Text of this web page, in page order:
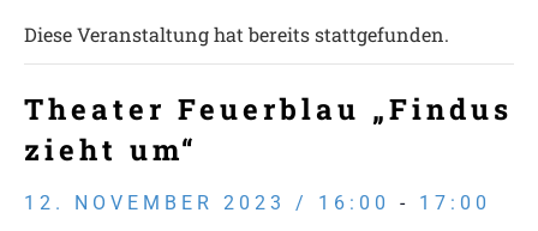
Diese Veranstaltung hat bereits stattgefunden.
Theater Feuerblau „Findus
zieht um“
12. NOVEMBER 2023 / 16:00 - 17:00